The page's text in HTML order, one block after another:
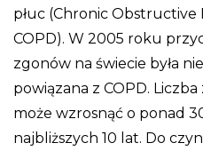
płuc (Chronic Obstructive
COPD). W 2005 roku
zgonów na świecie była
powiązana z COPD.
może wzrosnąć o ponad
najbliższych 10 lat. Do